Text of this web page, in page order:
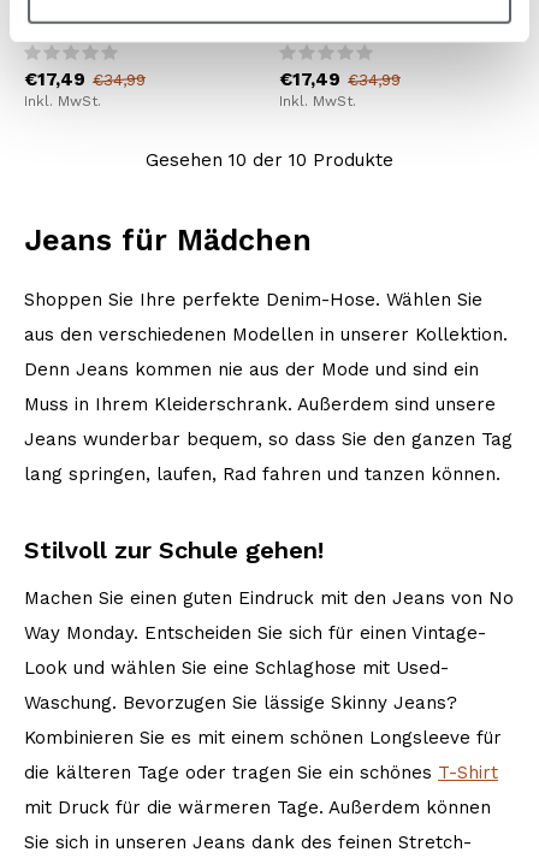
Weite Jeans dunkelgrau
€17,49 €34,99
Inkl. MwSt.
Schlagjeans blau Nieten
€17,49 €34,99
Inkl. MwSt.
Gesehen 10 der 10 Produkte
Jeans für Mädchen
Shoppen Sie Ihre perfekte Denim-Hose. Wählen Sie
aus den verschiedenen Modellen in unserer Kollektion.
Denn Jeans kommen nie aus der Mode und sind ein
Muss in Ihrem Kleiderschrank. Außerdem sind unsere
Jeans wunderbar bequem, so dass Sie den ganzen Tag
lang springen, laufen, Rad fahren und tanzen können.
Stilvoll zur Schule gehen!
Machen Sie einen guten Eindruck mit den Jeans von No
Way Monday. Entscheiden Sie sich für einen Vintage-
Look und wählen Sie eine Schlaghose mit Used-
Waschung. Bevorzugen Sie lässige Skinny Jeans?
Kombinieren Sie es mit einem schönen Longsleeve für
die kälteren Tage oder tragen Sie ein schönes T-Shirt
mit Druck für die wärmeren Tage. Außerdem können
Sie sich in unseren Jeans dank des feinen Stretch-